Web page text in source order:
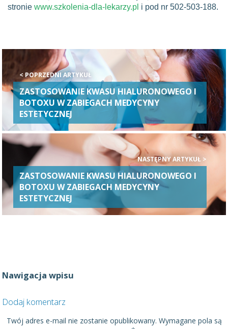
stroniewww.szkolenia-dla-lekarzy.pl i pod nr 502-503-188.
< POPRZEDNI ARTYKUŁ
ZASTOSOWANIE KWASU HIALURONOWEGO I
BOTOXU W ZABIEGACH MEDYCYNY
ESTETYCZNEJ
NASTĘPNY ARTYKUŁ >
ZASTOSOWANIE KWASU HIALURONOWEGO I
BOTOXU W ZABIEGACH MEDYCYNY
ESTETYCZNEJ
Nawigacja wpisu
Dodaj komentarz
Twój adres e-mail nie zostanie opublikowany. Wymagane pola są